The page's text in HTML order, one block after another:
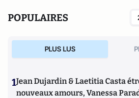
POPULAIRES
PLUS LUS
1Jean Dujardin & Laetitia Casta
nouveaux amours, Vanessa